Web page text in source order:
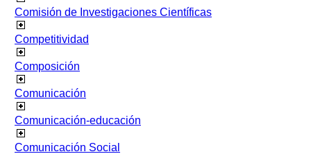
Comisión de Investigaciones Científicas
Competitividad
Composición
Comunicación
Comunicación-educación
Comunicación Social